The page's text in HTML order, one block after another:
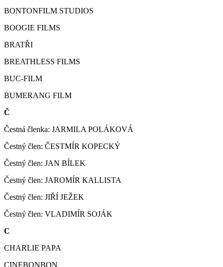
BONTONFILM STUDIOS
BOOGIE FILMS
BRATŘI
BREATHLESS FILMS
BUC-FILM
BUMERANG FILM
Č
Čestná členka: JARMILA POLÁKOVÁ
Čestný člen: ČESTMÍR KOPECKÝ
Čestný člen: JAN BÍLEK
Čestný člen: JAROMÍR KALLISTA
Čestný člen: JIŘÍ JEŽEK
Čestný člen: VLADIMÍR SOJÁK
C
CHARLIE PAPA
CINEBONBON